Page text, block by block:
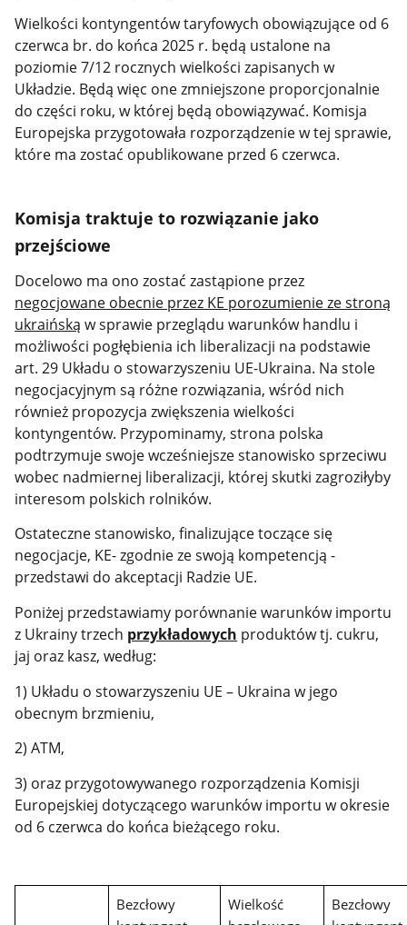
Wielkości kontyngentów taryfowych obowiązujące od 6
czerwca br. do końca 2025 r. będą ustalone na
poziomie 7/12 rocznych wielkości zapisanych w
Układzie. Będą więc one zmniejszone proporcjonalnie
do części roku, w której będą obowiązywać. Komisja
Europejska przygotowała rozporządzenie w tej sprawie,
które ma zostać opublikowane przed 6 czerwca.
Komisja traktuje to rozwiązanie jako
przejściowe
Docelowo ma ono zostać zastąpione przez
negocjowane obecnie przez KE porozumienie ze stroną
ukraińską w sprawie przeglądu warunków handlu i
możliwości pogłębienia ich liberalizacji na podstawie
art. 29 Układu o stowarzyszeniu UE-Ukraina. Na stole
negocjacyjnym są różne rozwiązania, wśród nich
również propozycja zwiększenia wielkości
kontyngentów. Przypominamy, strona polska
podtrzymuje swoje wcześniejsze stanowisko sprzeciwu
wobec nadmiernej liberalizacji, której skutki zagroziłyby
interesom polskich rolników.
Ostateczne stanowisko, finalizujące toczące się
negocjacje, KE- zgodnie ze swoją kompetencją -
przedstawi do akceptacji Radzie UE.
Poniżej przedstawiamy porównanie warunków importu
z Ukrainy trzech przykładowych produktów tj. cukru,
jaj oraz kasz, według:
1) Układu o stowarzyszeniu UE – Ukraina w jego
obecnym brzmieniu,
2) ATM,
3) oraz przygotowywanego rozporządzenia Komisji
Europejskiej dotyczącego warunków importu w okresie
od 6 czerwca do końca bieżącego roku.
Bezcłowy
Wielkość
Bezcłowy